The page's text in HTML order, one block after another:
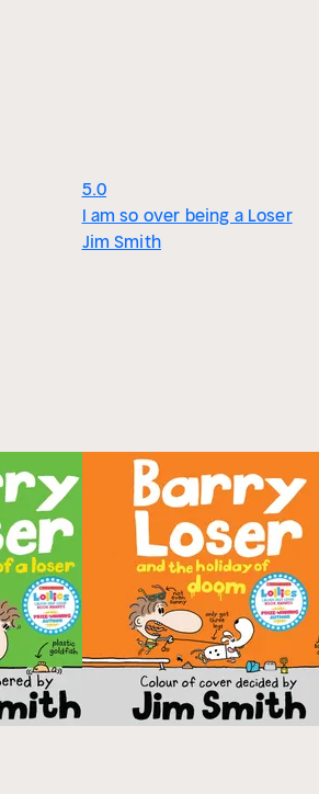
5.0
I am so over being a Loser
Jim Smith